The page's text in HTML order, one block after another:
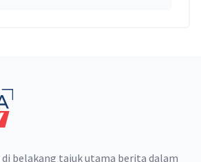
di belakang tajuk utama berita dalam